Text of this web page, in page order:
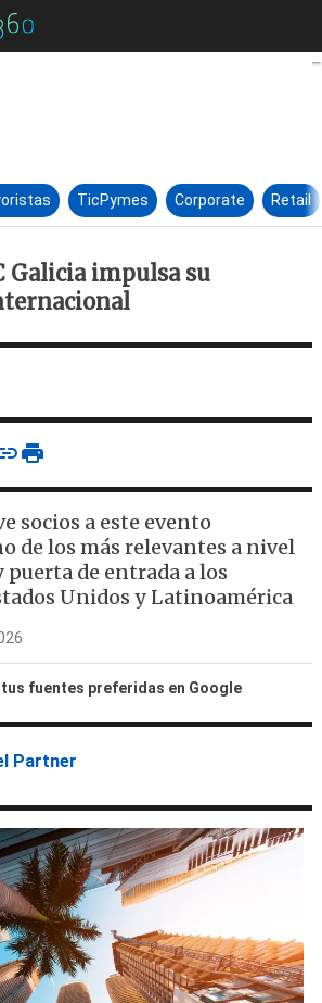
El Clúster TIC Galicia
TicPymes Corporate Retail
Galicia impulsa su
socios a este evento
de los más relevantes a nivel
de entrada a los
Unidos y Latinoamérica
fuentes preferidas en Google
Partner